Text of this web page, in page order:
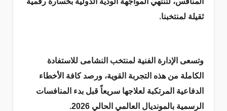
ثقيلة لمنتخبنا.
وتسعى الإدارة الفنية لمنتخب النشامى للاستفادة
الكاملة من هذه التجربة القوية، ورصد كافة الأخطاء
الدفاعية المرتكبة لعلاجها سريعاً قبل بدء المنافسات
الرسمية بالمونديال العالمي الحالي 2026.